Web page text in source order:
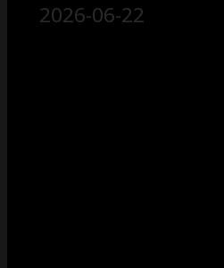
2026-06-22